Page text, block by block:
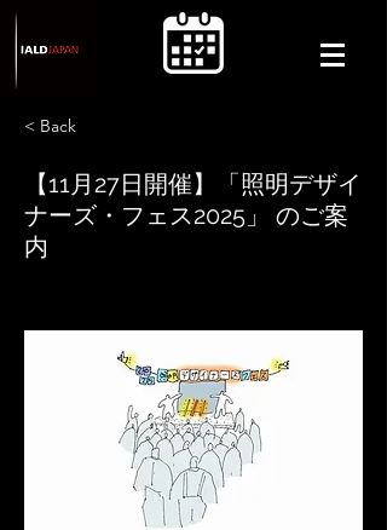
< Back
【11月27日開催】「照明デザイ
ナーズ・フェス2025」 のご案
内